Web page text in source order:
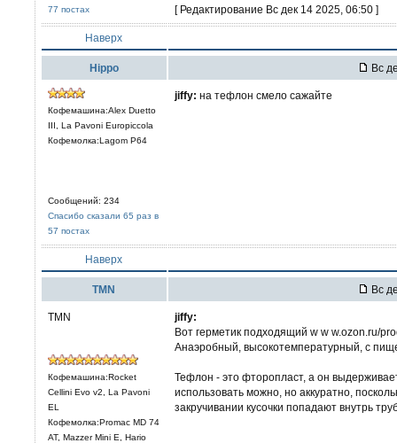
77 постах
[ Редактирование Вс дек 14 2025, 06:50 ]
Наверх
Hippo Вс
Кофемашина:Alex Duetto
III, La Pavoni Europiccola
Кофемолка:Lagom P64
Сообщений: 234
Спасибо сказали 65 раз в
57 постах
jiffy: на тефлон смело сажайте
Наверх
TMN Вс
TMN
Кофемашина:Rocket
Cellini Evo v2, La Pavoni
EL
Кофемолка:Promac MD 74
AT, Mazzer Mini E, Hario
jiffy:
Вот герметик подходящий w w w.ozon.ru/
Анаэробный, высокотемпературный, с
Тефлон - это фторопласт, а он
использовать можно, но аккуратно,
закручивании кусочки попадают внутрь